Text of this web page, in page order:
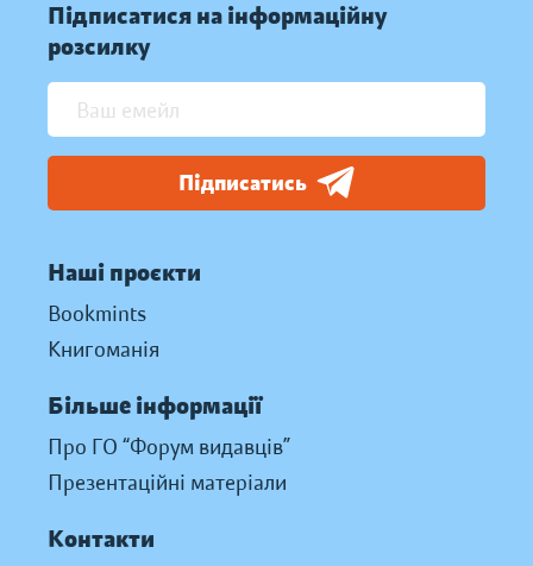
Підписатися на інформаційну
розсилку
Підписатись
Наші проєкти
Bookmints
Книгоманія
Більше інформації
Про ГО “Форум видавців”
Презентаційні матеріали
Контакти